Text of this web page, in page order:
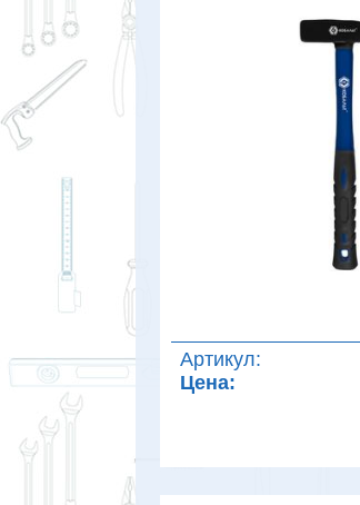
Артикул:
Цена: